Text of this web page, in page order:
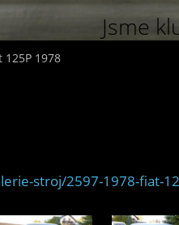
Jsme
125P 1978
stroj/2597-1978-fiat-